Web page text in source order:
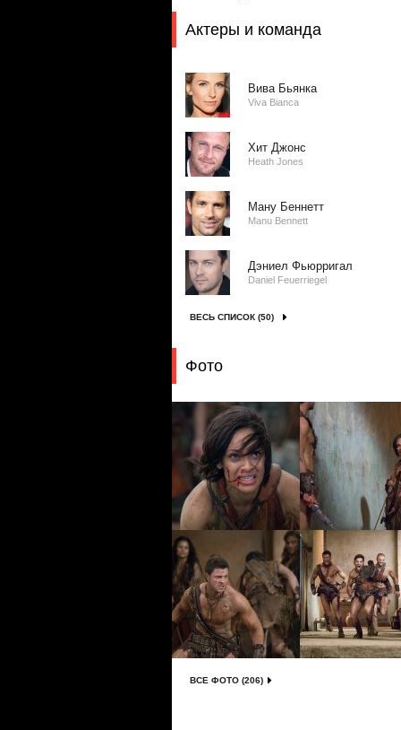
Актеры и команда
Вива Бьянка
Viva Bianca
Хит Джонс
Heath Jones
Ману Беннетт
Manu Bennett
Дэниел Фьюрригал
Daniel Feuerriegel
ВЕСЬ СПИСОК (50)
Фото
ВСЕ ФОТО (206)